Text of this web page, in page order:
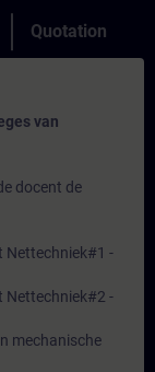
Quotation
van
docent de
Nettechniek#1 -
Nettechniek#2 -
mechanische